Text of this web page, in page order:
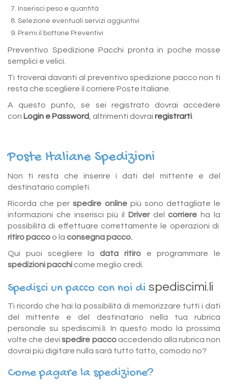
Inserisci peso e quantità
Selezione eventuali servizi aggiuntivi
Premi il bottone Preventivi
Preventivo Spedizione Pacchi pronta in poche mosse
semplici e velici.
Ti troverai davanti al preventivo spedizione pacco non ti
resta che scegliere il corriere Poste Italiane.
A questo punto, se sei registrato dovrai accedere
con Login e Password , altrimenti dovrai registrarti
Poste Italiane Spedizioni
Non ti resta che inserire i dati del mittente e del
destinatario completi.
Ricorda che perspedire onlinepiù sono dettagliate le
informazioni che inserisci più il Driverdelcorriere ha la
possibilità di effettuare correttamente le operazioni di
ritiro pacco o la consegna pacco.
Qui puoi scegliere la data ritiroe programmare le
spedizioni pacchi come meglio credi.
Spedisci un pacco con noi di spediscimi.li
Ti ricordo che hai la possibilità di memorizzare tutti i dati
del mittente e del destinatario nella tua rubrica
personale su spediscimi.li. In questo modo la prossima
volte che devispedire paccoaccedendo alla rubrica non
dovrai più digitare nulla sarà tutto fatto, comodo no?
Come pagare la spedizione?